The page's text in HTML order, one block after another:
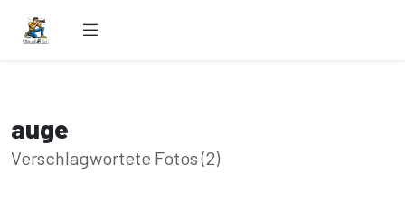
auge
Verschlagwortete Fotos (2)